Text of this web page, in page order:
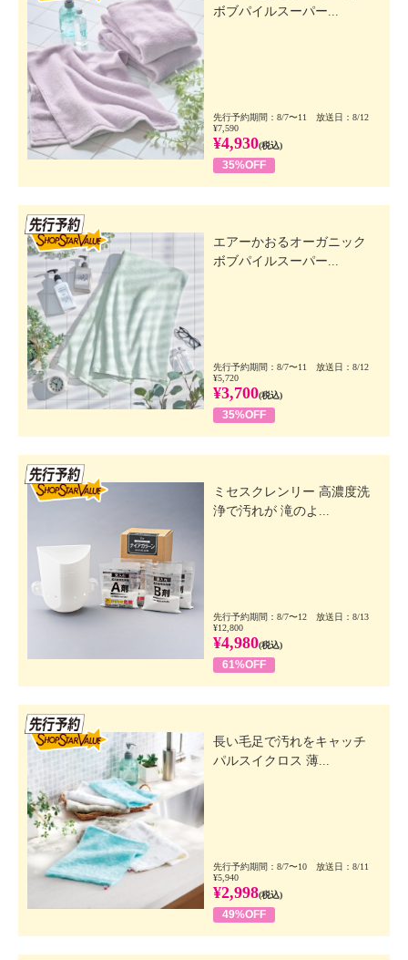
ボブパイルスーパー...
先行予約期間：8/7〜11 放送日：8/12
¥7,590
¥4,930(税込)
35%OFF
エアーかおるオーガニック
ボブパイルスーパー...
先行予約期間：8/7〜11 放送日：8/12
¥5,720
¥3,700(税込)
35%OFF
ミセスクレンリー 高濃度洗
浄で汚れが 滝のよ...
先行予約期間：8/7〜12 放送日：8/13
¥12,800
¥4,980(税込)
61%OFF
長い毛足で汚れをキャッチ
パルスイクロス 薄...
先行予約期間：8/7〜10 放送日：8/11
¥5,940
¥2,998(税込)
49%OFF